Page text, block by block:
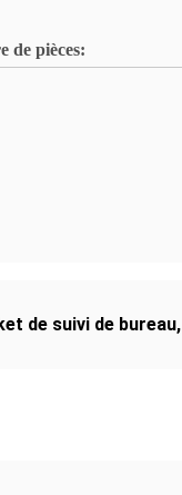
de pièces:
de suivi de bureau,